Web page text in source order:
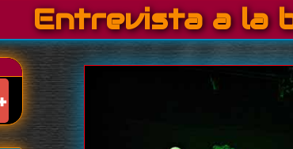
Entrevista a la